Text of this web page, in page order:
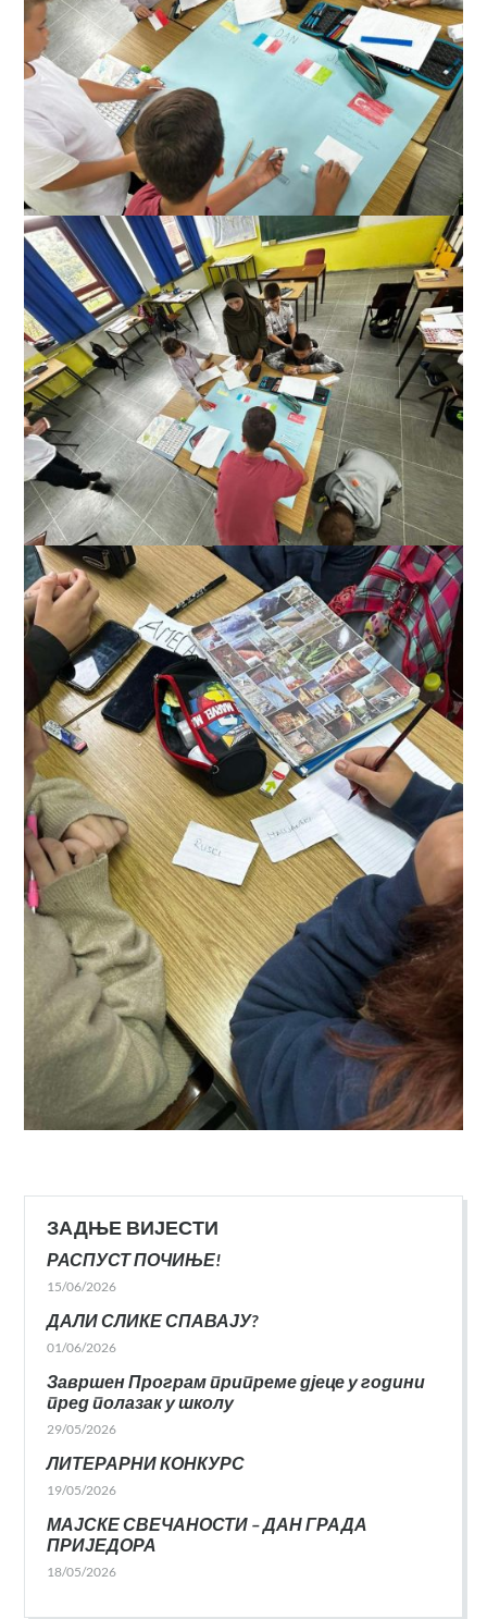
ЗАДЊЕ ВИЈЕСТИ
РАСПУСТ ПОЧИЊЕ!
15/06/2026
ДАЛИ СЛИКЕ СПАВАЈУ?
01/06/2026
Завршен Програм припреме дјеце у години
пред полазак у школу
29/05/2026
ЛИТЕРАРНИ КОНКУРС
19/05/2026
МАЈСКЕ СВЕЧАНОСТИ – ДАН ГРАДА
ПРИЈЕДОРА
18/05/2026